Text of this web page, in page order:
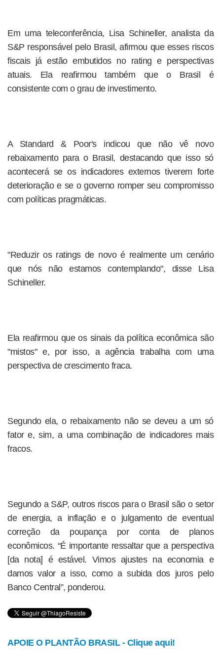
Em uma teleconferência, Lisa Schineller, analista da
S&P responsável pelo Brasil, afirmou que esses riscos
fiscais já estão embutidos no rating e perspectivas
atuais. Ela reafirmou também que o Brasil é
consistente com o grau de investimento.
A Standard & Poor's indicou que não vê novo
rebaixamento para o Brasil, destacando que isso só
acontecerá se os indicadores externos tiverem forte
deterioração e se o governo romper seu compromisso
com políticas pragmáticas.
"Reduzir os ratings de novo é realmente um cenário
que nós não estamos contemplando", disse Lisa
Schineller.
Ela reafirmou que os sinais da política econômica são
"mistos" e, por isso, a agência trabalha com uma
perspectiva de crescimento fraca.
Segundo ela, o rebaixamento não se deveu a um só
fator e, sim, a uma combinação de indicadores mais
fracos.
Segundo a S&P, outros riscos para o Brasil são o setor
de energia, a inflação e o julgamento de eventual
correção da poupança por conta de planos
econômicos. “É importante ressaltar que a perspectiva
[da nota] é estável. Vimos ajustes na economia e
damos valor a isso, como a subida dos juros pelo
Banco Central”, ponderou.
APOIE O PLANTÃO BRASIL - Clique aqui!